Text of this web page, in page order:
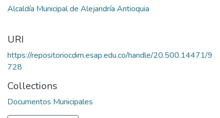
Alcaldía Municipal de Alejandría Antioquia
URI
https://repositoriocdim.esap.edu.co/handle/20.500.14471/9
728
Collections
Documentos Municipales